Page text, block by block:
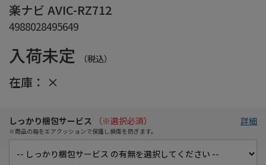
楽ナビ AVIC-RZ712
4988028495649
入荷未定 （税込）
在庫： ×
しっかり梱包サービス （※選択必須）
※商品の箱をエアクッションで保護し損傷を防ぎます。
詳細